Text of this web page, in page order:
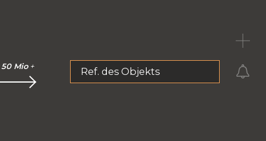
50 Mio + Ref. des Objekts